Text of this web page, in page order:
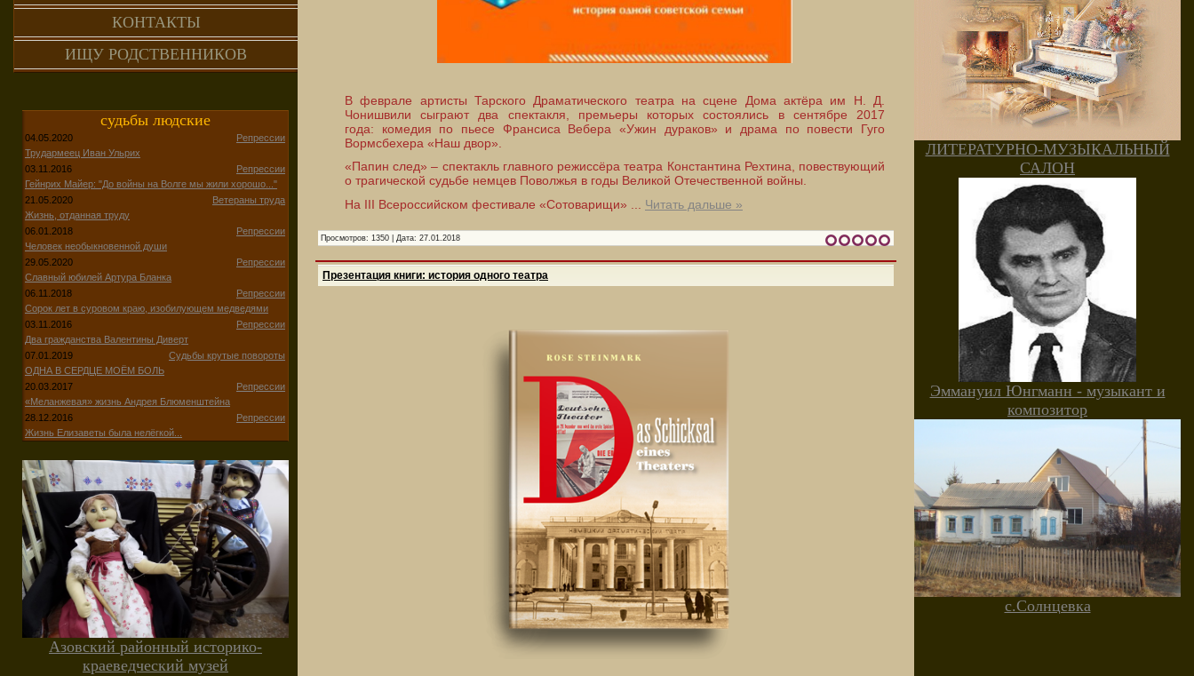
КОНТАКТЫ
ИЩУ РОДСТВЕННИКОВ
судьбы людские
04.05.2020
Репрессии
Трудармеец Иван Ульрих
03.11.2016
Репрессии
Гейнрих Майер: "До войны на Волге мы жили хорошо..."
21.05.2020
Ветераны труда
Жизнь, отданная труду
06.01.2018
Репрессии
Человек необыкновенной души
29.05.2020
Репрессии
Славный юбилей Артура Бланка
06.11.2018
Репрессии
Сорок лет в суровом краю, изобилующем медведями
03.11.2016
Репрессии
Два гражданства Валентины Диверт
07.01.2019
Судьбы крутые повороты
ОДНА В СЕРДЦЕ МОЁМ БОЛЬ
20.03.2017
Репрессии
«Меланжевая» жизнь Андрея Блюменштейна
28.12.2016
Репрессии
Жизнь Елизаветы была нелёгкой...
Азовский районный историко-
краеведческий музей
В феврале артисты Тарского Драматического театра на сцене Дома актёра им Н. Д.
Чонишвили сыграют два спектакля, премьеры которых состоялись в сентябре 2017
года: комедия по пьесе Франсиса Вебера «Ужин дураков» и драма по повести Гуго
Вормсбехера «Наш двор».
«Папин след» – спектакль главного режиссёра театра Константина Рехтина, повествующий
о трагической судьбе немцев Поволжья в годы Великой Отечественной войны.
На III Всероссийском фестивале «Сотоварищи»
Читать дальше »
Просмотров: 1350 Дата: 27.01.2018
Презентация книги: история одного театра
ЛИТЕРАТУРНО-МУЗЫКАЛЬНЫЙ
САЛОН
Эммануил Юнгманн - музыкант и
композитор
с.Солнцевка